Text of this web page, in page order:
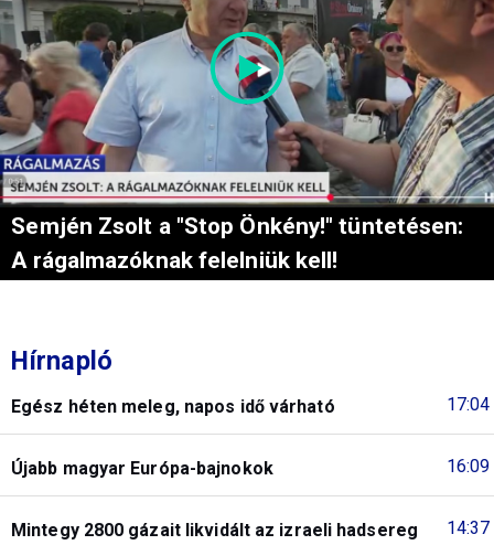
Semjén Zsolt a "Stop Önkény!" tüntetésen:
A rágalmazóknak felelniük kell!
Hírnapló
17:04
Egész héten meleg, napos idő várható
16:09
Újabb magyar Európa-bajnokok
14:37
Mintegy 2800 gázait likvidált az izraeli hadsereg